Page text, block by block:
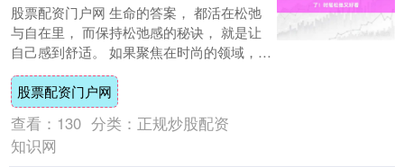
股票配资门户网 生命的答案， 都活在松弛
与自在里， 而保持松弛感的秘诀， 就是让
自己感到舒适。 如果聚焦在时尚的领域，
阔腿裤 + 薄底鞋恰好是松弛感最完美的诠....
股票配资门户网
查看： 130 分类： 正规炒股配资
知识网